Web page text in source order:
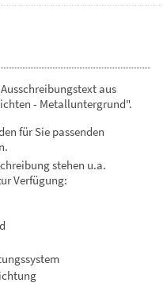
aus
- Metalluntergrund".
für Sie passenden
stehen u.a.
Verfügung: